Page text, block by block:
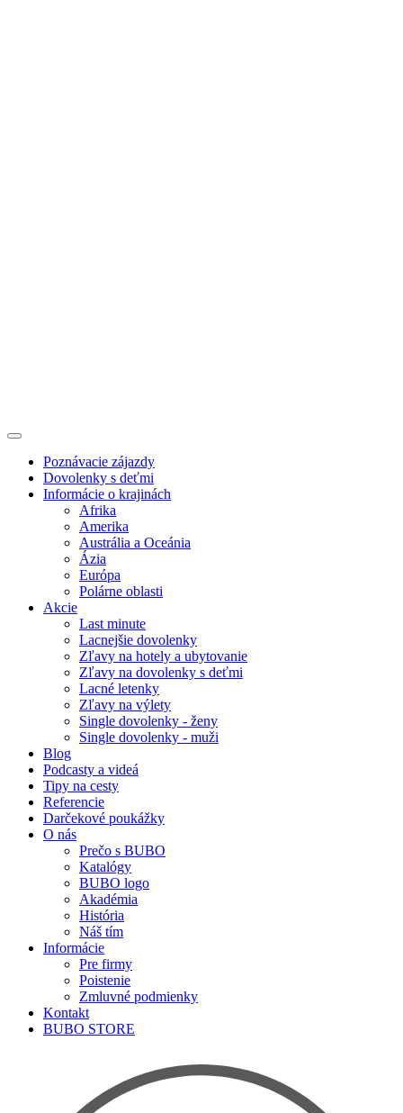
Poznávacie zájazdy
Dovolenky s deťmi
Informácie o krajinách
Afrika
Amerika
Austrália a Oceánia
Ázia
Európa
Polárne oblasti
Akcie
Last minute
Lacnejšie dovolenky
Zľavy na hotely a ubytovanie
Zľavy na dovolenky s deťmi
Lacné letenky
Zľavy na výlety
Single dovolenky - ženy
Single dovolenky - muži
Blog
Podcasty a videá
Tipy na cesty
Referencie
Darčekové poukážky
O nás
Prečo s BUBO
Katalógy
BUBO logo
Akadémia
História
Náš tím
Informácie
Pre firmy
Poistenie
Zmluvné podmienky
Kontakt
BUBO STORE